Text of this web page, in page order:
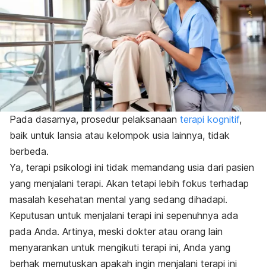
Pada dasarnya, prosedur pelaksanaan terapi kognitif,
baik untuk lansia atau kelompok usia lainnya, tidak
berbeda.
Ya, terapi psikologi ini tidak memandang usia dari pasien
yang menjalani terapi. Akan tetapi lebih fokus terhadap
masalah kesehatan mental yang sedang dihadapi.
Keputusan untuk menjalani terapi ini sepenuhnya ada
pada Anda. Artinya, meski dokter atau orang lain
menyarankan untuk mengikuti terapi ini, Anda yang
berhak memutuskan apakah ingin menjalani terapi ini